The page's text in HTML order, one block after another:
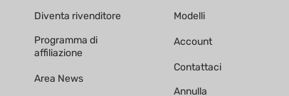
Diventa rivenditore
Programma di
affiliazione
Area News
Modelli
Account
Contattaci
Annulla